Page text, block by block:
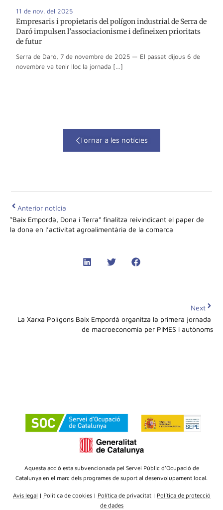
11 de nov. del 2025
Empresaris i propietaris del polígon industrial de Serra de
Daró impulsen l’associacionisme i defineixen prioritats
de futur
Serra de Daró, 7 de novembre de 2025 — El passat dijous 6 de
novembre va tenir lloc la jornada […]
Tornar a les notícies
Anterior notícia
“Baix Empordà, Dona i Terra” finalitza reivindicant el paper de
la dona en l’activitat agroalimentària de la comarca
Next
La Xarxa Polígons Baix Empordà organitza la primera jornada
de macroeconomia per PIMES i autònoms
Aquesta acció esta subvencionada pel Servei Públic d’Ocupació de
Catalunya en el marc dels programes de suport al desenvolupament local.
Avis legal | Politica de cookies| Política de privacitat| Política de protecció
de dades